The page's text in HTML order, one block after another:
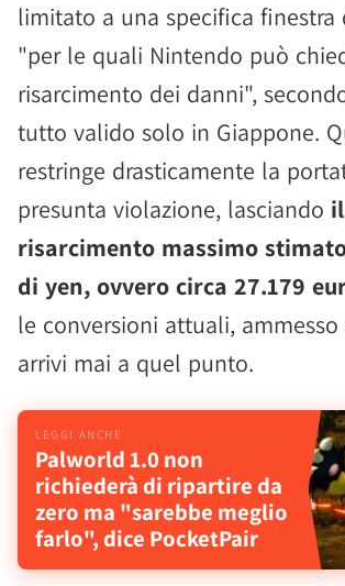
limitato a una specifica finestra
"per le quali Nintendo può
risarcimento dei danni",
tutto valido solo in Giappone.
restringe drasticamente la
presunta violazione, lasciando il
risarcimento massimo
di yen, ovvero circa 27.179
le conversioni attuali, ammesso
arrivi mai a quel punto.
Palworld 1.0 non
richiederà di ripartire da
zero ma "sarebbe meglio
farlo", dice PocketPair